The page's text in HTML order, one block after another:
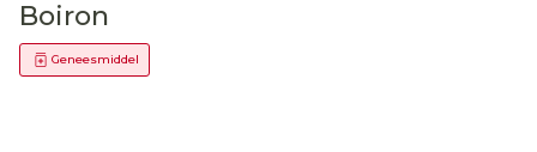
Boiron
Geneesmiddel